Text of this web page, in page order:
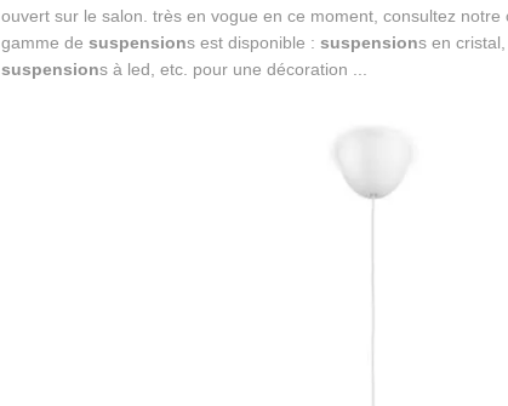
ouvert sur le salon. très en vogue en ce moment, consultez
gamme de suspensions est disponible : suspensions en cristal,
suspensions à led, etc. pour une décoration ...